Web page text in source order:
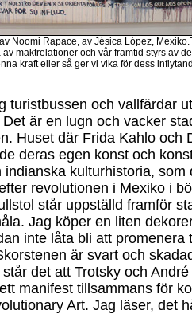
Noomi Rapace, av Jésica López,
maktrelationer och vår framtid styrs av
kraft eller så ger vi vika för dess
turistbussen och vallfärdar
är en lugn och vacker
Huset där Frida Kahlo och
deras egen konst och
indianska kulturhistoria, som
revolutionen i Mexiko i
står uppställd framför
Jag köper en liten
inte låta bli att promenera
är svart och
det att Trotsky och
manifest tillsammans för
Art. Jag läser, det